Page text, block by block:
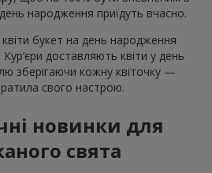
народження приїдуть вчасно.
букет на день народження
доставляють квіти у день
зберігаючи кожну квіточку —
свого настрою.
новинки для
свята